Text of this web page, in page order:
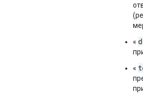
string,
string
string ,
string,
«
«